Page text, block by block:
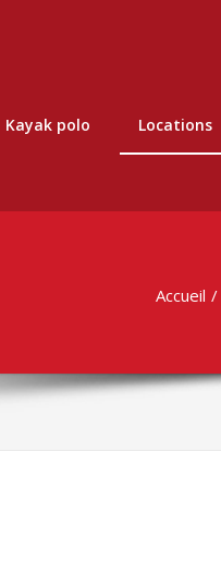
Kayak polo Locations
Accueil